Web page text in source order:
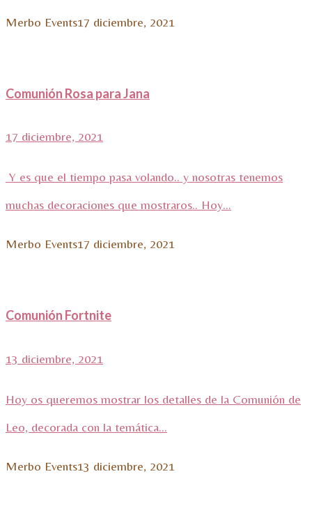
Merbo Events17 diciembre, 2021
Comunión Rosa para Jana
17 diciembre, 2021
Y es que el tiempo pasa volando.. y nosotras tenemos
muchas decoraciones que mostraros.. Hoy...
Merbo Events17 diciembre, 2021
Comunión Fortnite
13 diciembre, 2021
Hoy os queremos mostrar los detalles de la Comunión de
Leo, decorada con la temática...
Merbo Events13 diciembre, 2021